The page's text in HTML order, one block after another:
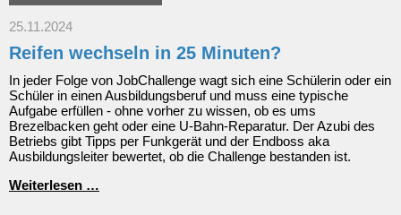
25.11.2024
Reifen wechseln in 25 Minuten?
In jeder Folge von JobChallenge wagt sich eine Schülerin oder ein
Schüler in einen Ausbildungsberuf und muss eine typische
Aufgabe erfüllen - ohne vorher zu wissen, ob es ums
Brezelbacken geht oder eine U-Bahn-Reparatur. Der Azubi des
Betriebs gibt Tipps per Funkgerät und der Endboss aka
Ausbildungsleiter bewertet, ob die Challenge bestanden ist.
Weiterlesen …